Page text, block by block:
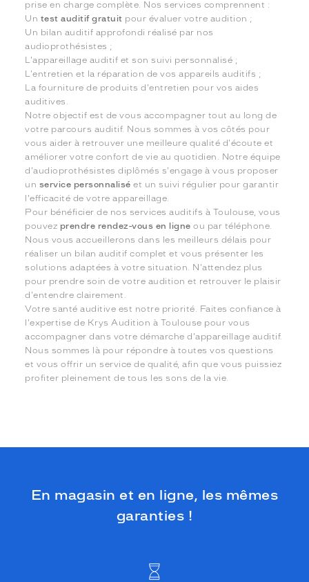
prise en charge complète. Nos services comprennent :
Un test auditif gratuit pour évaluer votre audition ;
Un bilan auditif approfondi réalisé par nos
audioprothésistes ;
L'appareillage auditif et son suivi personnalisé ;
L'entretien et la réparation de vos appareils auditifs ;
La fourniture de produits d'entretien pour vos aides
auditives.
Notre objectif est de vous accompagner tout au long de
votre parcours auditif. Nous sommes à vos côtés pour
vous aider à retrouver une meilleure qualité d'écoute et
améliorer votre confort de vie au quotidien. Notre équipe
d'audioprothésistes diplômés s'engage à vous proposer
un service personnalisé et un suivi régulier pour garantir
l'efficacité de votre appareillage.
Pour bénéficier de nos services auditifs à Toulouse, vous
pouvez prendre rendez-vous en ligne ou par téléphone.
Nous vous accueillerons dans les meilleurs délais pour
réaliser un bilan auditif complet et vous présenter les
solutions adaptées à votre situation. N'attendez plus
pour prendre soin de votre audition et retrouver le plaisir
d'entendre clairement.
Votre santé auditive est notre priorité. Faites confiance à
l'expertise de Krys Audition à Toulouse pour vous
accompagner dans votre démarche d'appareillage auditif.
Nous sommes là pour répondre à toutes vos questions
et vous offrir un service de qualité, afin que vous puissiez
profiter pleinement de tous les sons de la vie.
En magasin et en ligne, les mêmes
garanties !